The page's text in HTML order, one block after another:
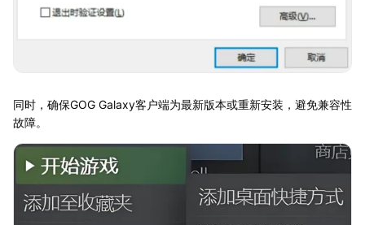
同时，确保GOG Galaxy客户端为最新版本或重新安装，避免兼容性
故障。